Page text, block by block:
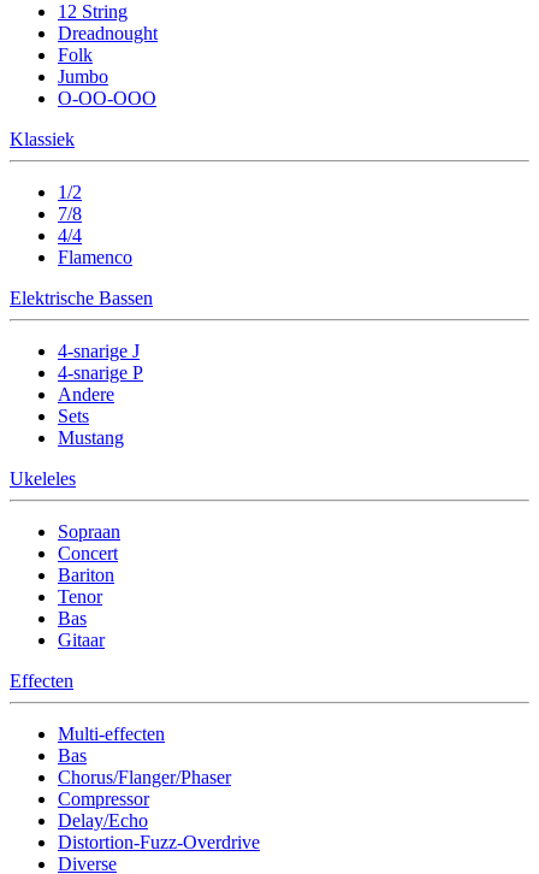
12 String
Dreadnought
Folk
Jumbo
O-OO-OOO
Klassiek
1/2
7/8
4/4
Flamenco
Elektrische Bassen
4-snarige J
4-snarige P
Andere
Sets
Mustang
Ukeleles
Sopraan
Concert
Bariton
Tenor
Bas
Gitaar
Effecten
Multi-effecten
Bas
Chorus/Flanger/Phaser
Compressor
Delay/Echo
Distortion-Fuzz-Overdrive
Diverse